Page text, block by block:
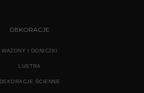
DEKORACJE
WAZONY I DONICZKI
LUSTRA
DEKORACJE ŚCIENNE